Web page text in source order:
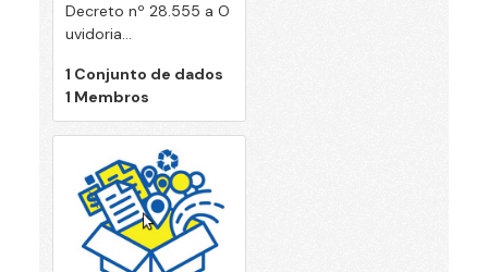
Decreto nº 28.555 a O
uvidoria...
1 Conjunto de dados
1 Membros